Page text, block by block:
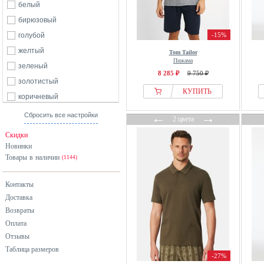
Diesel
Disney
ellesse
Emporio Armani
Erwin Muuller
ESOTIQ
FatFace
From Germany With Love
G Gregory
G-star Raw
GANT
GAP
Gisela
H.I.S
HAJO
белый
бирюзовый
голубой
желтый
зеленый
золотистый
коричневый
красный
розовый
серый
синий
черный
Сбросить все настройки
Скидки
Новинки
Товары в наличии (1144)
Контакты
Доставка
Возвраты
Оплата
Отзывы
Таблица размеров
-15%
Tom Tailor
Пижама
8 285 ₽ 9 750 ₽
КУПИТЬ
←2 цвета→
-27%